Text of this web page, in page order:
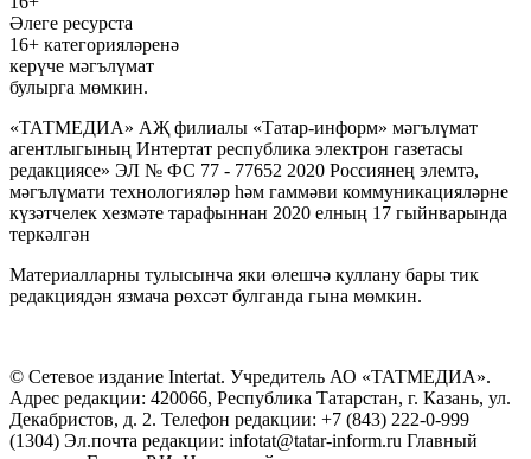
Әлеге ресурста
16+ категорияләренә
керүче мәгълүмат
булырга мөмкин.
«ТАТМЕДИА» АҖ филиалы «Татар-информ» мәгълүмат
агентлыгының Интертат республика электрон газетасы
редакциясе» ЭЛ № ФС 77 - 77652 2020 Россиянең элемтә,
мәгълүмати технологияләр һәм гаммәви коммуникацияләрне
күзәтчелек хезмәте тарафыннан 2020 елның 17 гыйнварында
теркәлгән
Материалларны тулысынча яки өлешчә куллану бары тик
редакциядән язмача рөхсәт булганда гына мөмкин.
© Сетевое издание Intertat. Учредитель АО «ТАТМЕДИА».
Адрес редакции: 420066, Республика Татарстан, г. Казань, ул.
Декабристов, д. 2. Телефон редакции: +7 (843) 222-0-999
(1304) Эл.почта редакции: infotat@tatar-inform.ru Главный